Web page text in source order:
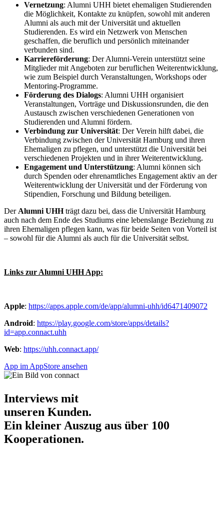
Vernetzung: Alumni UHH bietet ehemaligen Studierenden
die Möglichkeit, Kontakte zu knüpfen, sowohl mit anderen
Alumni als auch mit der Universität und aktuellen
Studierenden. Es wird ein Netzwerk von Menschen
geschaffen, die beruflich und persönlich miteinander
verbunden sind.
Karriereförderung: Der Alumni-Verein unterstützt seine
Mitglieder mit Angeboten zur beruflichen Weiterentwicklung,
wie zum Beispiel durch Veranstaltungen, Workshops oder
Mentoring-Programme.
Förderung des Dialogs: Alumni UHH organisiert
Veranstaltungen, Vorträge und Diskussionsrunden, die den
Austausch zwischen verschiedenen Generationen von
Studierenden und Alumni fördern.
Verbindung zur Universität: Der Verein hilft dabei, die
Verbindung zwischen der Universität Hamburg und ihren
Ehemaligen zu pflegen, und unterstützt die Universität bei
verschiedenen Projekten und in ihrer Weiterentwicklung.
Engagement und Unterstützung: Alumni können sich
durch Spenden oder ehrenamtliches Engagement aktiv an der
Weiterentwicklung der Universität und der Förderung von
Stipendien, Forschung und Bildung beteiligen.
Der Alumni UHHträgt dazu bei, dass die Universität Hamburg
auch nach dem Ende des Studiums eine lebenslange Beziehung zu
ihren Ehemaligen pflegen kann, was für beide Seiten von Vorteil ist
– sowohl für die Alumni als auch für die Universität selbst.
Links zur Alumni UHH App:
Apple: https://apps.apple.com/de/app/alumni-uhh/id6471409072
Android: https://play.google.com/store/apps/details?
id=app.connact.uhh
Web: https://uhh.connact.app/
App im AppStore ansehen
Interviews mit
unseren Kunden.
Ein kleiner Auszug aus über 100
Kooperationen.